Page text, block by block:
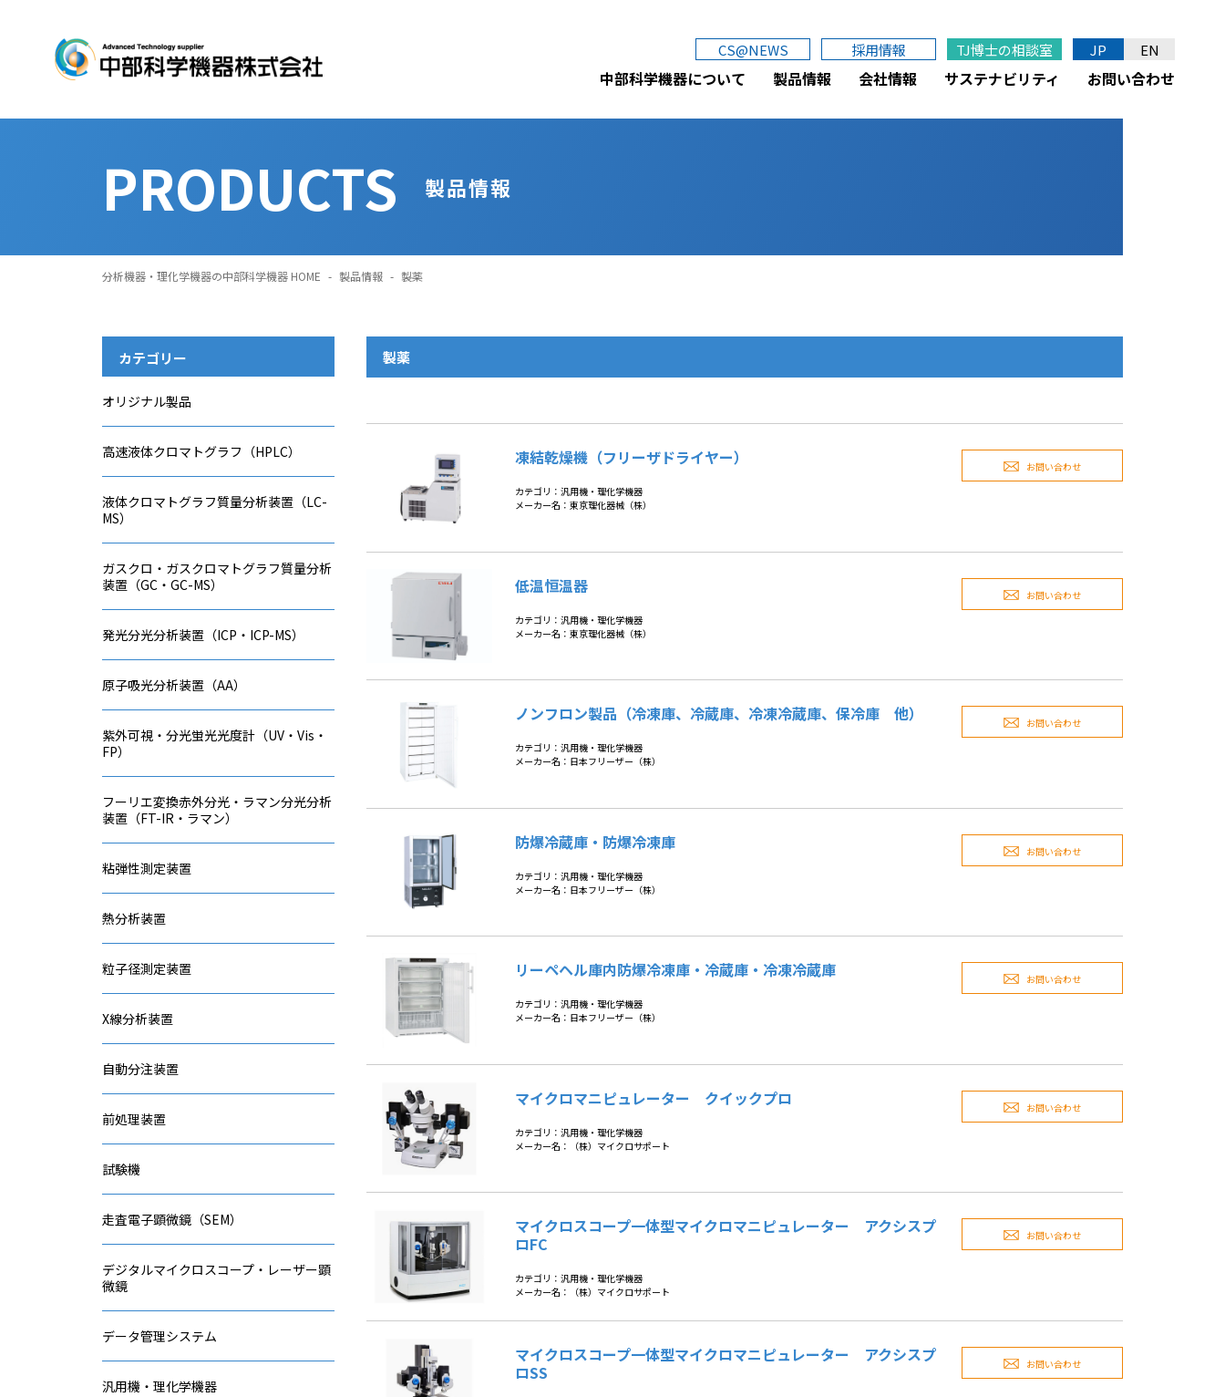
CS@NEWS 採用情報 TJ博士の相談室 JP EN
中部科学機器について 製品情報 会社情報 サステナビリティ お問い合わせ
PRODUCTS 製品情報
分析機器・理化学機器の中部科学機器 HOME - 製品情報 - 製薬
製薬
凍結乾燥機（フリーザドライヤー）
カテゴリ：汎用機・理化学機器
メーカー名：東京理化器械（株）
お問い合わせ
低温恒温器
カテゴリ：汎用機・理化学機器
メーカー名：東京理化器械（株）
お問い合わせ
ノンフロン製品（冷凍庫、冷蔵庫、冷凍冷蔵庫、保冷庫 他）
カテゴリ：汎用機・理化学機器
メーカー名：日本フリーザー（株）
お問い合わせ
防爆冷蔵庫・防爆冷凍庫
カテゴリ：汎用機・理化学機器
メーカー名：日本フリーザー（株）
お問い合わせ
リーペヘル庫内防爆冷凍庫・冷蔵庫・冷凍冷蔵庫
カテゴリ：汎用機・理化学機器
メーカー名：日本フリーザー（株）
お問い合わせ
マイクロマニピュレーター クイックプロ
カテゴリ：汎用機・理化学機器
メーカー名：（株）マイクロサポート
お問い合わせ
マイクロスコープ一体型マイクロマニピュレーター アクシスプ
ロFC
カテゴリ：汎用機・理化学機器
メーカー名：（株）マイクロサポート
お問い合わせ
マイクロスコープ一体型マイクロマニピュレーター アクシスプ
ロSS
お問い合わせ
カテゴリー
オリジナル製品
高速液体クロマトグラフ（HPLC）
液体クロマトグラフ質量分析装置（LC-
MS）
ガスクロ・ガスクロマトグラフ質量分析
装置（GC・GC-MS）
発光分光分析装置（ICP・ICP-MS）
原子吸光分析装置（AA）
紫外可視・分光蛍光光度計（UV・Vis・
FP）
フーリエ変換赤外分光・ラマン分光分析
装置（FT-IR・ラマン）
粘弾性測定装置
熱分析装置
粒子径測定装置
X線分析装置
自動分注装置
前処理装置
試験機
走査電子顕微鏡（SEM）
デジタルマイクロスコープ・レーザー顕
微鏡
データ管理システム
汎用機・理化学機器